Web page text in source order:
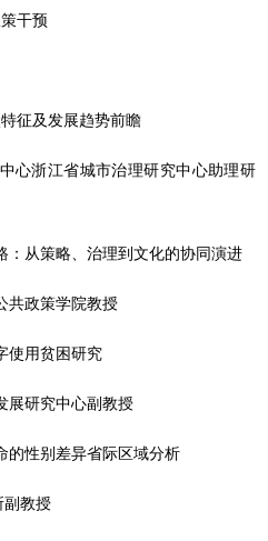
干预
征及发展趋势前瞻
心浙江省城市治理研究中心助理研
：从策略、治理到文化的协同演进
共政策学院教授
使用贫困研究
展研究中心副教授
的性别差异省际区域分析
副教授